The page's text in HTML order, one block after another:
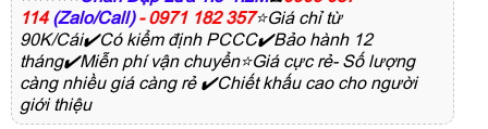
114(Zalo/Call) - 0971 182 357⭐Giá chỉ từ
90K/Cái✔️Có kiểm định PCCC✔️Bảo hành 12
tháng✔️Miễn phí vận chuyển⭐Giá cực rẻ- Số lượng
càng nhiều giá càng rẻ ✔️Chiết khấu cao cho người
giới thiệu